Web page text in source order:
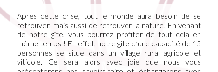
Après cette crise, tout le monde aura besoin de se
retrouver, mais aussi de retrouver la nature. En venant
de notre gîte, vous pourrez profiter de tout cela en
même temps ! En effet, notre gîte d’une capacité de 15
personnes se situe dans un village rural agricole et
viticole. Ce sera alors avec joie que nous vous